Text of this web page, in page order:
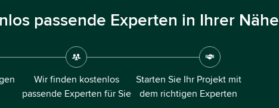
passende Experten in Ihrer Nähe
Wir finden kostenlos
passende Experten für Sie
Starten Sie Ihr Projekt mit
dem richtigen Experten